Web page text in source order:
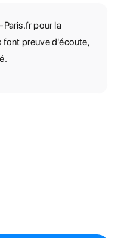
pour la
font preuve d'écoute,